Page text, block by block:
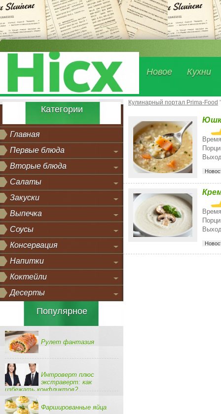
Новое Кухни
Категории
Главная
Первые блюда
Вторые блюда
Салаты
Закуски
Выпечка
Соусы
Консервация
Напитки
Коктейли
Десерты
Популярное
Рулет фантазия
Интроверт плюс
экстраверт: как
избежать конфликтов?
Фаршированные яйца
Кулинарный портал Prima-Food